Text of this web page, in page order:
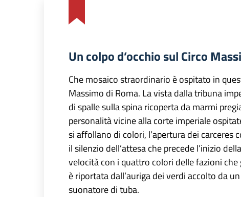
Un colpo d’occhio sul Circo
Che mosaico straordinario è ospitato in
Massimo di Roma. La vista dalla tribuna
di spalle sulla spina ricoperta da marmi
personalità vicine alla corte imperiale
si affollano di colori, l’apertura dei carceres
il silenzio dell’attesa che precede l’inizio
velocità con i quattro colori delle fazioni
è riportata dall’auriga dei verdi accolto da
suonatore di tuba.